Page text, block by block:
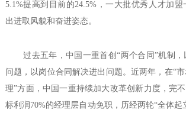
5.1%提高到目前的24.5%，一大批优秀人才加
出进取风貌和奋进姿态。
过去五年，中国一重首创“两个合同”机制，
问题，以岗位合同解决进出问题。近两年，在“
理”方面，中国一重持续加大改革创新力度，完
标利润70%的经理层自动免职，历经两轮“全体起